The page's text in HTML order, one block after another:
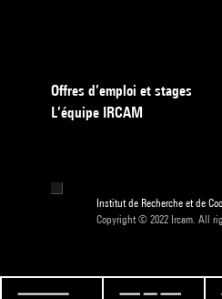
Offres d’emploi et stages
L’équipe IRCAM
Institut de Recherche et de
Copyright © 2022 Ircam. All